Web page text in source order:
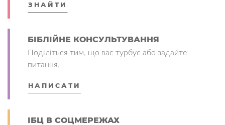
ЗНАЙТИ
БІБЛІЙНЕ КОНСУЛЬТУВАННЯ
Поділіться тим, що вас турбує або задайте
питання.
НАПИСАТИ
ІБЦ В СОЦМЕРЕЖАХ